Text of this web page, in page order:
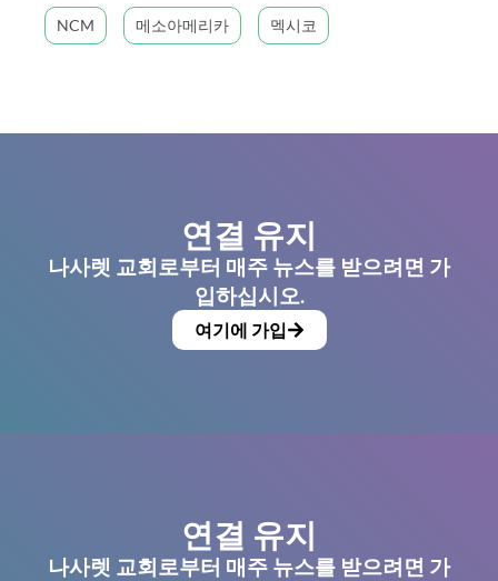
NCM 메소아메리카 멕시코
연결 유지
나사렛 교회로부터 매주 뉴스를 받으려면 가
입하십시오.
여기에 가입
연결 유지
나사렛 교회로부터 매주 뉴스를 받으려면 가